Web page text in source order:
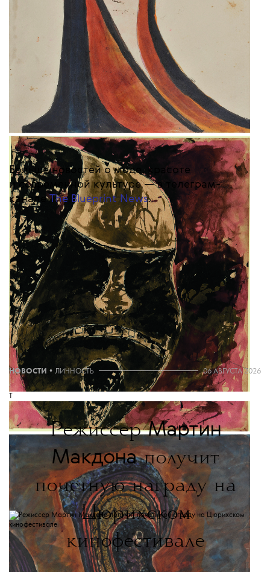
Больше новостей о моде, красоте
и современной культуре — в телеграм-
каналеThe Blueprint News.
ТЕКСТ: МАРИЯ УШАКОВА
THE BLUEPRINT NEWS
Больше новостей в нашем телеграм-канале
ДОБАВИТЬ НАС В ИСТОЧНИКИ GOOGLE
The Blueprint будет чаще появляться у вас в Google
НОВОСТИ • ЛИЧНОСТЬ 06 АВГУСТА 2026
T
РежиссерМартин
Макдонаполучит
почетную награду на
Цюрихском
кинофестивале